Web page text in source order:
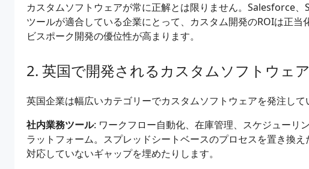
カスタムソフトウェアが常に正解とは限りません。Salesforce
ツールが適合している企業にとって、カスタム開発のROIは正当
ビスポーク開発の優位性が高まります。
英国で開発されるカスタムソフトウェ
英国企業は幅広いカテゴリーでカスタムソフトウェアを発注して
社内業務ツール: ワークフロー自動化、在庫管理、スケジューリ
ラットフォーム。スプレッドシートベースのプロセスを置き換
対応していないギャップを埋めたりします。